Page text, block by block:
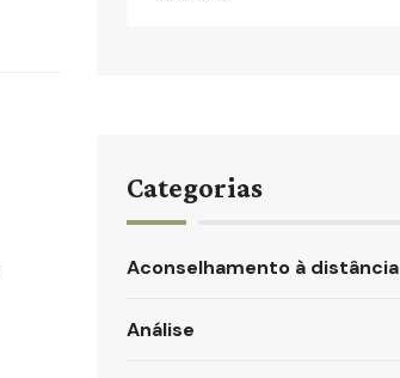
Categorias
Aconselhamento à distância
Análise